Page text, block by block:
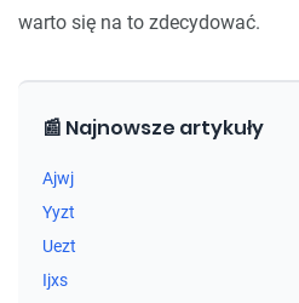
warto się na to zdecydować.
📰 Najnowsze artykuły
Ajwj
Yyzt
Uezt
Ijxs